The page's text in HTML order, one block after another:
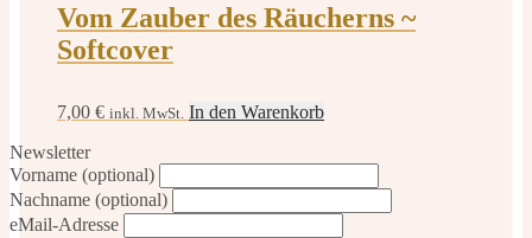
Vom Zauber des Räucherns ~
Softcover
7,00 € inkl. MwSt. In den Warenkorb
Newsletter
Vorname (optional)
Nachname (optional)
eMail-Adresse